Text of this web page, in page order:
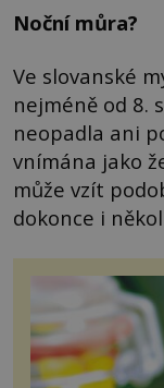
Noční můra?
Ve slovanské
nejméně od 8.
neopadla ani
vnímána jako
může vzít
dokonce i